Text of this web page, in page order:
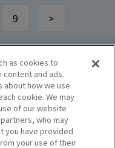
9 >
Tokyo・ShoPro・JR Kikaku
FREAK inc.
as cookies to
and ads.
how we use
cookie. We may
of our website
who may
you have provided
your use of their